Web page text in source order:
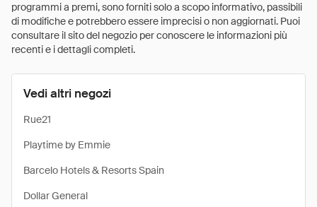
programmi a premi, sono forniti solo a scopo informativo, passibili
di modifiche e potrebbero essere imprecisi o non aggiornati. Puoi
consultare il sito del negozio per conoscere le informazioni più
recenti e i dettagli completi.
Vedi altri negozi
Rue21
Playtime by Emmie
Barcelo Hotels & Resorts Spain
Dollar General